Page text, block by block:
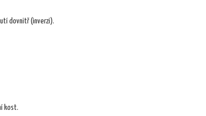
dovnitř (inverzi).
kost.